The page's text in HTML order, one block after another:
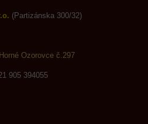
(Partizánska 300/32)
Ozorovce č.297
905 394055